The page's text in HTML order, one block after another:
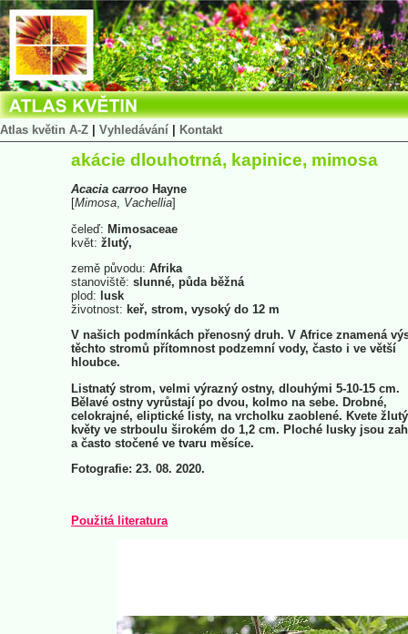
Atlas květin A-Z Vyhledávání Kontakt
akácie dlouhotrná, kapinice, mimosa
Acacia carroo Hayne
[Mimosa, Vachellia]
čeleď: Mimosaceae
květ: žlutý,
země původu: Afrika
stanoviště: slunné, půda běžná
plod: lusk
životnost: keř, strom, vysoký do 12 m
V našich podmínkách přenosný druh. V Africe znamená
těchto stromů přítomnost podzemní vody, často i ve větší
hloubce.
Listnatý strom, velmi výrazný ostny, dlouhými 5-10-15 cm.
Bělavé ostny vyrůstají po dvou, kolmo na sebe. Drobné,
celokrajné, eliptické listy, na vrcholku zaoblené. Kvete
květy ve strboulu širokém do 1,2 cm. Ploché lusky jsou
a často stočené ve tvaru měsíce.
Fotografie: 23. 08. 2020.
Použitá literatura